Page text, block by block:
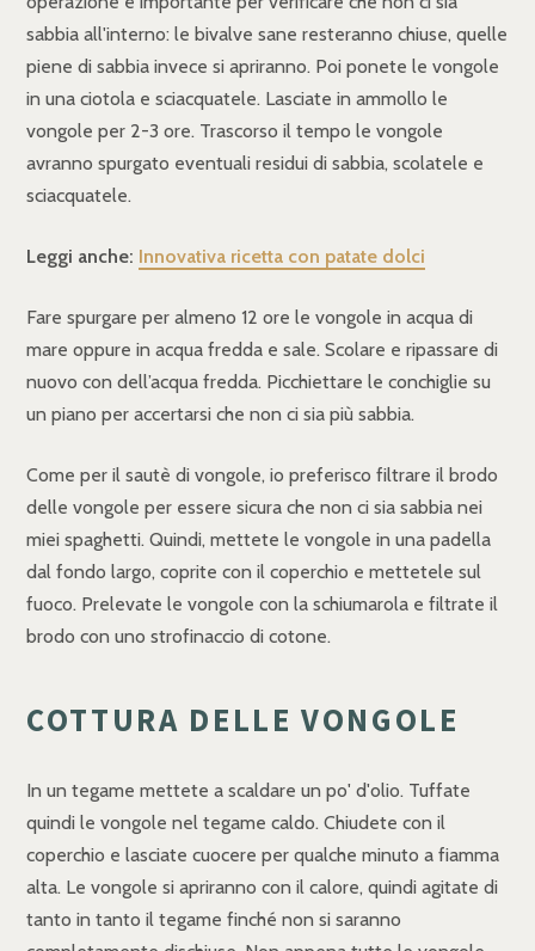
sabbia all'interno: le bivalve sane resteranno chiuse, quelle
piene di sabbia invece si apriranno. Poi ponete le vongole
in una ciotola e sciacquatele. Lasciate in ammollo le
vongole per 2-3 ore. Trascorso il tempo le vongole
avranno spurgato eventuali residui di sabbia, scolatele e
sciacquatele.
Leggi anche: Innovativa ricetta con patate dolci
Fare spurgare per almeno 12 ore le vongole in acqua di
mare oppure in acqua fredda e sale. Scolare e ripassare di
nuovo con dell’acqua fredda. Picchiettare le conchiglie su
un piano per accertarsi che non ci sia più sabbia.
Come per il sautè di vongole, io preferisco filtrare il brodo
delle vongole per essere sicura che non ci sia sabbia nei
miei spaghetti. Quindi, mettete le vongole in una padella
dal fondo largo, coprite con il coperchio e mettetele sul
fuoco. Prelevate le vongole con la schiumarola e filtrate il
brodo con uno strofinaccio di cotone.
COTTURA DELLE VONGOLE
In un tegame mettete a scaldare un po' d'olio. Tuffate
quindi le vongole nel tegame caldo. Chiudete con il
coperchio e lasciate cuocere per qualche minuto a fiamma
alta. Le vongole si apriranno con il calore, quindi agitate di
tanto in tanto il tegame finché non si saranno